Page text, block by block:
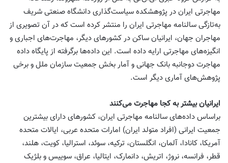
مهاجرتی ایران در پژوهشکده سیاست‌گذاری دانشگاه صنعتی شریف
به‌تازگی سالنامه مهاجرتی ایران را منتشر کرده است که در آن تصویری از
مهاجران جهان، ایرانیان ساکن در کشورهای دیگر، مهاجرت‌های اجباری و
انگیزه‌های مهاجرتی ارایه داده است. این داده‌ها برگرفته از پایگاه داده
مهاجرت دوجانبه بانک جهانی و آمار بخش جمعیت سازمان ملل و برخی
پژوهش‌های آماری دیگر است.
ایرانیان بیشتر به کجا مهاجرت می‌کنند
براساس داده‌های سالنامه مهاجرتی ایران، کشورهای دارای بیشترین
جمعیت ایرانی (افراد متولد ایران) امارات متحده عربی، ایالات متحده
آمریکا، کانادا، آلمان، انگلستان، ترکیه، سوئد، استرالیا، کویت، هلند،
قطر، فرانسه، نروژ، اتریش، دانمارک، ایتالیا، عراق، سوییس و بلژیک